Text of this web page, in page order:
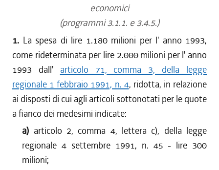
economici
(programmi 3.1.1. e 3.4.5.)
1. La spesa di lire 1.180 milioni per l' anno 1993,
come rideterminata per lire 2.000 milioni per l' anno
1993 dall' articolo 71, comma 3, della legge
regionale 1 febbraio 1991, n. 4, ridotta, in relazione
ai disposti di cui agli articoli sottonotati per le quote
a fianco dei medesimi indicate:
a) articolo 2, comma 4, lettera c), della legge
regionale 4 settembre 1991, n. 45 - lire 300
milioni;